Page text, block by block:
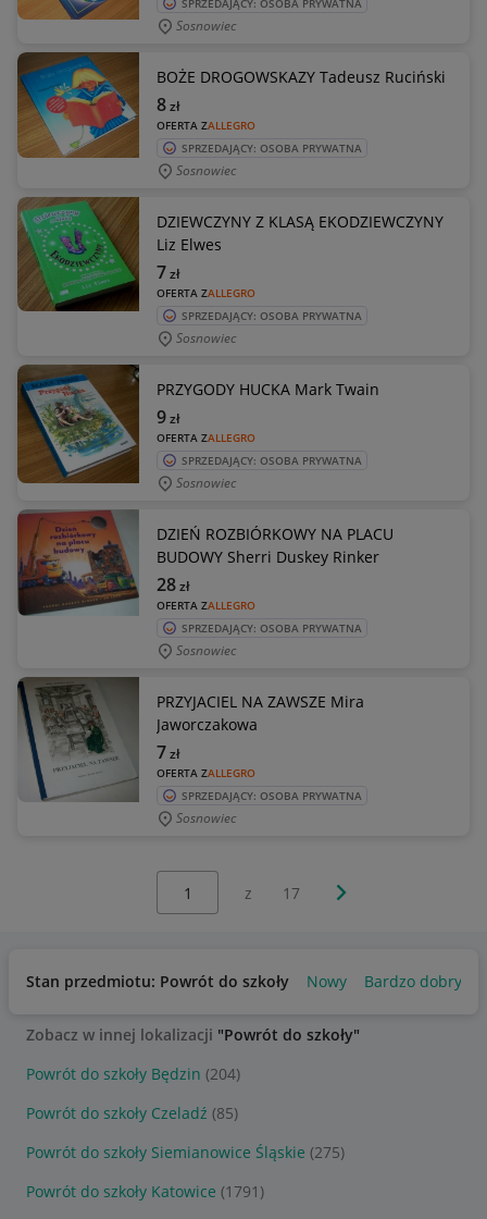
SPRZEDAJĄCY: OSOBA PRYWATNA
Sosnowiec
BOŻE DROGOWSKAZY Tadeusz Ruciński
OFERTA ZALLEGRO
8zł
SPRZEDAJĄCY: OSOBA PRYWATNA
Sosnowiec
DZIEWCZYNY Z KLASĄ EKODZIEWCZYNY
Liz Elwes
OFERTA ZALLEGRO
7zł
SPRZEDAJĄCY: OSOBA PRYWATNA
Sosnowiec
PRZYGODY HUCKA Mark Twain
OFERTA ZALLEGRO
9zł
SPRZEDAJĄCY: OSOBA PRYWATNA
Sosnowiec
DZIEŃ ROZBIÓRKOWY NA PLACU
BUDOWY Sherri Duskey Rinker
OFERTA ZALLEGRO
28zł
SPRZEDAJĄCY: OSOBA PRYWATNA
Sosnowiec
PRZYJACIEL NA ZAWSZE Mira
Jaworczakowa
OFERTA ZALLEGRO
7zł
SPRZEDAJĄCY: OSOBA PRYWATNA
Sosnowiec
z 17 Następna strona
Stan przedmiotu: Powrót do szkoły Nowy Bardzo dobry
Zobacz w innej lokalizacji "Powrót do szkoły"
Powrót do szkoły Będzin (204)
Powrót do szkoły Czeladź (85)
Powrót do szkoły Siemianowice Śląskie (275)
Powrót do szkoły Katowice (1791)